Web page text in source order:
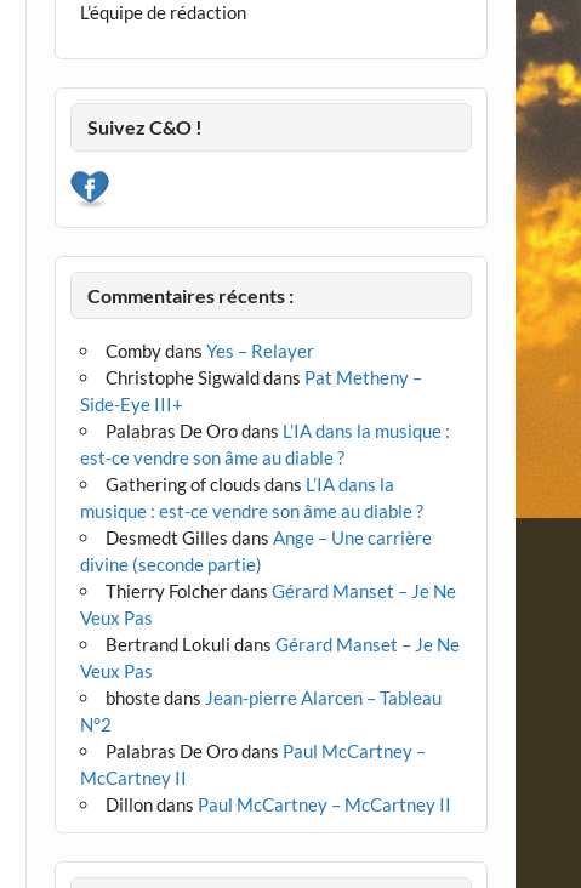
L’équipe de rédaction
Suivez C&O !
Commentaires récents :
CombydansYes – Relayer
Christophe Sigwalddans Pat Metheny –
Side-Eye III+
Palabras De Orodans L’IA dans la musique :
est-ce vendre son âme au diable ?
Gathering of clouds dans L’IA dans la
musique : est-ce vendre son âme au diable ?
Desmedt Gilles dansAnge – Une carrière
divine (seconde partie)
Thierry FolcherdansGérard Manset – Je Ne
Veux Pas
Bertrand Lokuli dansGérard Manset – Je Ne
Veux Pas
bhostedans Jean-pierre Alarcen – Tableau
N°2
Palabras De Orodans Paul McCartney –
McCartney II
Dillondans Paul McCartney – McCartney II